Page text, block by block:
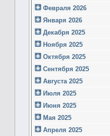
Февраля 2026
Января 2026
Декабря 2025
Ноября 2025
Октября 2025
Сентября 2025
Августа 2025
Июля 2025
Июня 2025
Мая 2025
Апреля 2025